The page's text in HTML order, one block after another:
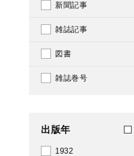
新聞記事
雑誌記事
図書
雑誌巻号
出版年
1932